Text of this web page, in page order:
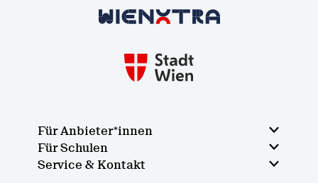
Zurück zur Startseite
Für Anbieter*innen
Für Schulen
Service & Kontakt